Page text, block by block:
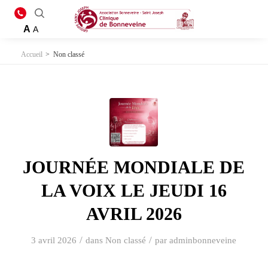
A A
Accueil > Non classé
JOURNÉE MONDIALE DE
LA VOIX LE JEUDI 16
AVRIL 2026
3 avril 2026 / dansNon classé / paradminbonneveine